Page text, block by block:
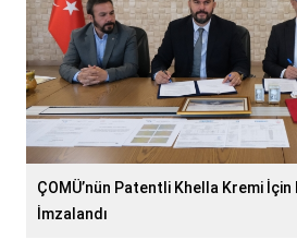
ÇOMÜ’nün Patentli Khella Kremi
İmzalandı